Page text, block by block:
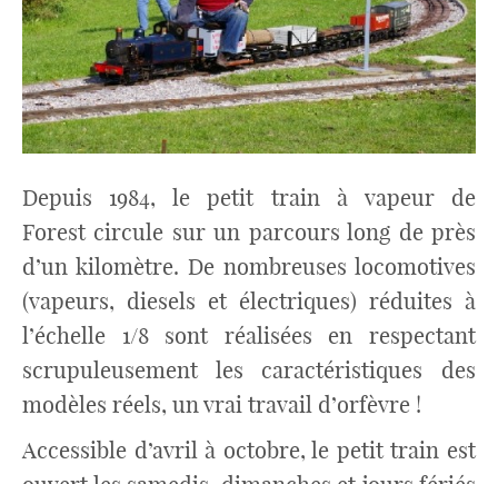
Depuis 1984, le petit train à vapeur de
Forest circule sur un parcours long de près
d’un kilomètre. De nombreuses locomotives
(vapeurs, diesels et électriques) réduites à
l’échelle 1/8 sont réalisées en respectant
scrupuleusement les caractéristiques des
modèles réels, un vrai travail d’orfèvre !
Accessible d’avril à octobre, le petit train est